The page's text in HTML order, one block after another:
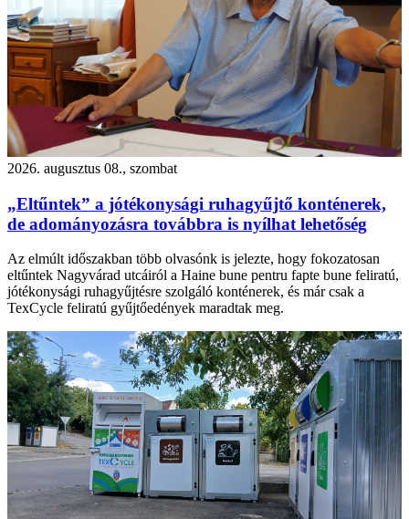
2026. augusztus 08., szombat
„Eltűntek” a jótékonysági ruhagyűjtő konténerek,
de adományozásra továbbra is nyílhat lehetőség
Az elmúlt időszakban több olvasónk is jelezte, hogy fokozatosan
eltűntek Nagyvárad utcáiról a Haine bune pentru fapte bune feliratú,
jótékonysági ruhagyűjtésre szolgáló konténerek, és már csak a
TexCycle feliratú gyűjtőedények maradtak meg.